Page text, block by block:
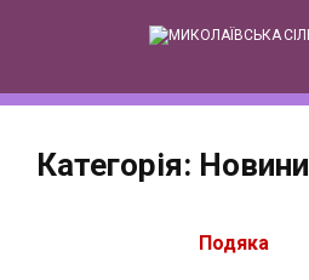
to
Категорія: Новини
Подяка